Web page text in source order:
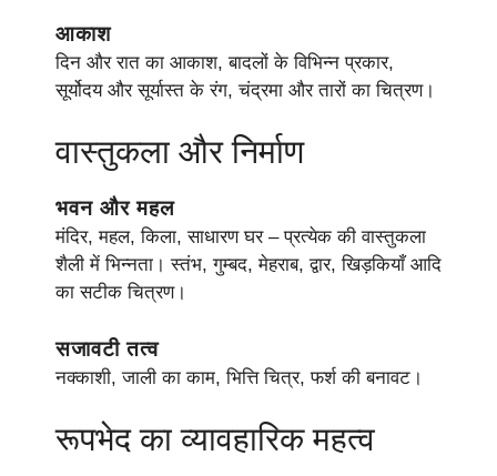
आकाश
दिन और रात का आकाश, बादलों के विभिन्न प्रकार,
सूर्योदय और सूर्यास्त के रंग, चंद्रमा और तारों का चित्रण।
वास्तुकला और निर्माण
भवन और महल
मंदिर, महल, किला, साधारण घर – प्रत्येक की वास्तुकला
शैली में भिन्नता। स्तंभ, गुम्बद, मेहराब, द्वार, खिड़कियाँ आदि
का सटीक चित्रण।
सजावटी तत्व
नक्काशी, जाली का काम, भित्ति चित्र, फर्श की बनावट।
रूपभेद का व्यावहारिक महत्व